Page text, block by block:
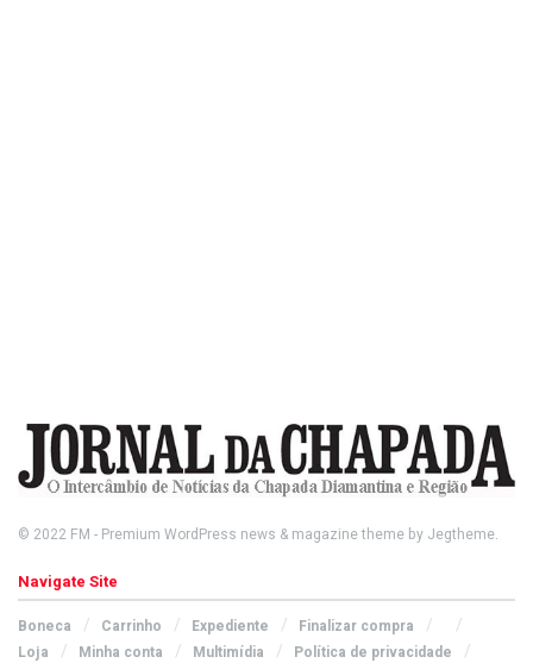
© 2022 FM - Premium WordPress news & magazine theme by Jegtheme.
Navigate Site
Boneca Carrinho Expediente
Finalizar compra
Loja
Minha conta Multimídia Política de privacidade